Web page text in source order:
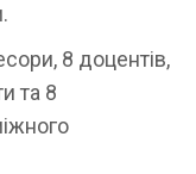
8 доцентів,
та 8